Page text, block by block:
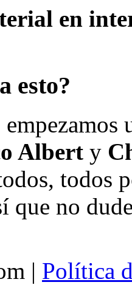
en
esto?
Albert y
todos
que no
| Política